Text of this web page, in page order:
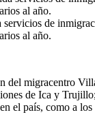
de
al año.
del migracentro
de Ica y
el país, como a